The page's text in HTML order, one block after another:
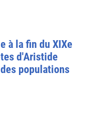
à la fin du XIXe
d'Aristide
populations